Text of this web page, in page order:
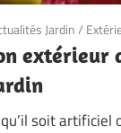
Jardin/
extérieur
soit artificiel